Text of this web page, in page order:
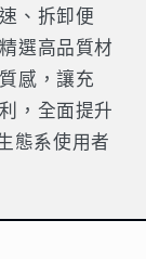
、拆卸便
選高品質材
感，讓充
，全面提升
態系使用者